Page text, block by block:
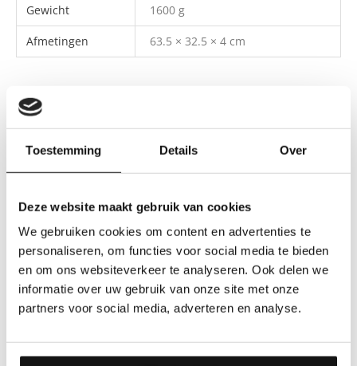
Toestemming Details Over
Deze website maakt gebruik van cookies
We gebruiken cookies om content en advertenties te
personaliseren, om functies voor social media te bieden
en om ons websiteverkeer te analyseren. Ook delen we
informatie over uw gebruik van onze site met onze
partners voor social media, adverteren en analyse.
Gewicht 1600 g
Afmetingen 63.5 × 32.5 × 4 cm
Ziet er mooi uit, goede kwaliteit, eenvoudige
Gewaardeer
Florine Hiele(geverifieerde eigenaar)
Nog niet opgehangen! Wel mooi om te zien.